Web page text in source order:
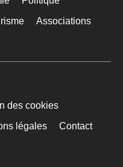
Associations
des cookies
légales Contact